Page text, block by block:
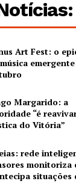
Art Fest: o
Margarido: a
“é
do Vitória”
rede
monitoriza
situações